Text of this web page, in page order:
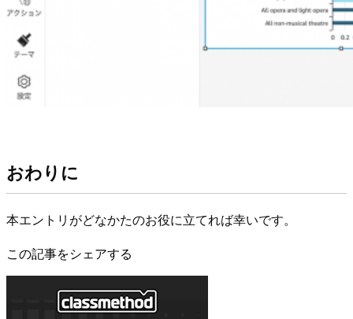
おわりに
本エントリがどなかたのお役に立てれば幸いです。
この記事をシェアする